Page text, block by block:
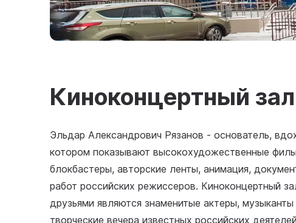
Киноконцертный
Эльдар Александрович Рязанов - основатель,
котором показывают высокохудожественные
блокбастеры, авторские ленты, анимация,
работ российских режиссеров. Киноконцертный
друзьями являются знаменитые актеры,
творческие вечера известных российских